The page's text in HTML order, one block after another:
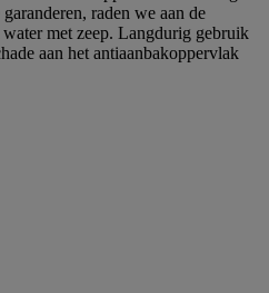
raden we aan de
water met zeep. Langdurig gebruik
aan het antiaanbakoppervlak